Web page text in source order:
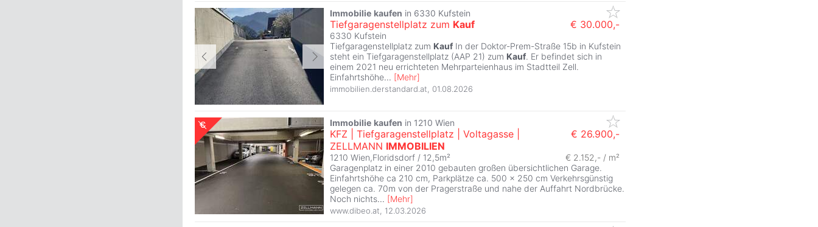
Immobilie kaufen in 6330 Kufstein
Tiefgaragenstellplatz zum Kauf € 30.000,-
6330 Kufstein
Tiefgaragenstellplatz zum Kauf In der Doktor-Prem-Straße 15b in Kufstein
steht ein Tiefgaragenstellplatz (AAP 21) zum Kauf. Er befindet sich in
einem 2021 neu errichteten Mehrparteienhaus im Stadtteil Zell.
Einfahrtshöhe... [Mehr]
immobilien.derstandard.at 01.08.2026
Immobilie kaufen in 1210 Wien
KFZ | Tiefgaragenstellplatz | Voltagasse |
ZELLMANN IMMOBILIEN
€ 26.900,-
1210 Wien,Floridsdorf / 12,5m²
€ 2.152,- / m²
Garagenplatz in einer 2010 gebauten großen übersichtlichen Garage.
Einfahrtshöhe ca 210 cm, Parkplätze ca. 500 x 250 cm Verkehrsgünstig
gelegen ca. 70m von der Pragerstraße und nahe der Auffahrt Nordbrücke.
Noch nichts... [Mehr]
www.dibeo.at 12.03.2026